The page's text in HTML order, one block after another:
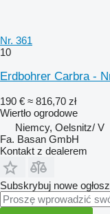
Nr. 361
10
Erdbohrer Carbra -
190 € ≈ 816,70 zł
Wiertło ogrodowe
Niemcy, Oelsnitz/ V
Fa. Basan GmbH
Kontakt z dealerem
Subskrybuj nowe